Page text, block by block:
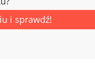
i sprawdź!